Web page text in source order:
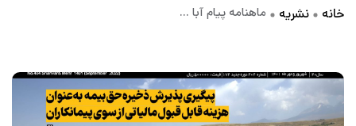
خانه نشریه ماهنامه پیام آبا ...